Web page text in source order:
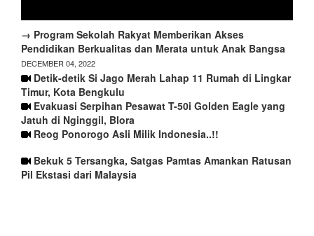
→ Program Sekolah Rakyat Memberikan Akses
Pendidikan Berkualitas dan Merata untuk Anak Bangsa
DECEMBER 04, 2022
Detik-detik Si Jago Merah Lahap 11 Rumah di Lingkar
Timur, Kota Bengkulu
Evakuasi Serpihan Pesawat T-50i Golden Eagle yang
Jatuh di Nginggil, Blora
Reog Ponorogo Asli Milik Indonesia..!!
Bekuk 5 Tersangka, Satgas Pamtas Amankan Ratusan
Pil Ekstasi dari Malaysia